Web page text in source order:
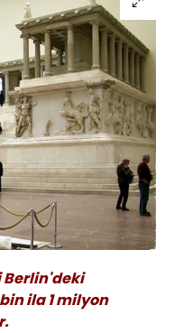
Berlin'deki
ila 1 milyon